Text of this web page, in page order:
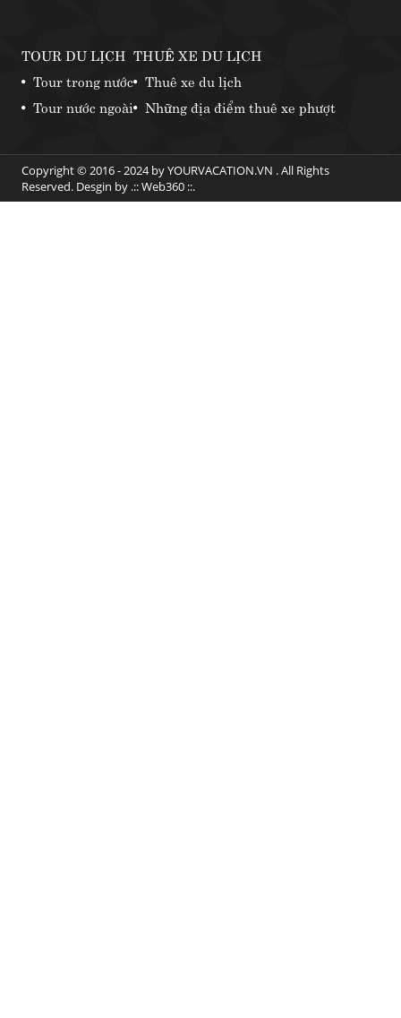
TOUR DU LỊCH
Tour trong nước
Tour nước ngoài
THUÊ XE DU LỊCH
Thuê xe du lịch
Những địa điểm thuê xe phượt
Copyright © 2016 - 2024 by YOURVACATION.VN . All Rights
Reserved. Desgin by .::Web360 ::.